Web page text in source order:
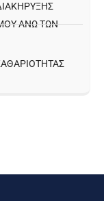
ΑΝΩ ΤΩΝ